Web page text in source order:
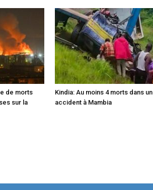
de morts
sur la
Kindia: Au moins 4 morts dans un
accident à Mambia